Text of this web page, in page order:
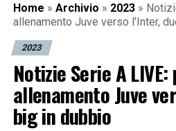
Home » Archivio » 2023 »
allenamento Juve verso l’Inter,
2023
Notizie Serie A
allenamento Juve
big in dubbio